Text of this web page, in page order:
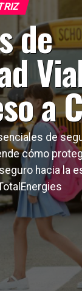
de
a
de
cómo
hacia la